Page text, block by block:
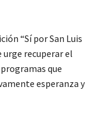
“Sí por San Luis
recuperar el
que
esperanza y